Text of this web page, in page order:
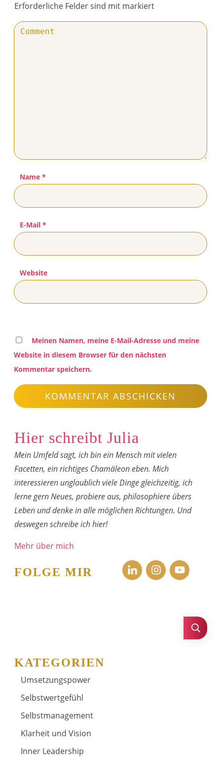
Erforderliche Felder sind mit markiert
Name *
E-Mail *
Website
Meinen Namen, meine E-Mail-Adresse und meine
Website in diesem Browser für den nächsten
Kommentar speichern.
KOMMENTAR ABSCHICKEN
Hier schreibt Julia
Mein Umfeld sagt, ich bin ein Mensch mit vielen
Facetten, ein richtiges Chamäleon eben. Mich
interessieren unglaublich viele Dinge gleichzeitig, ich
lerne gern Neues, probiere aus, philosophiere übers
Leben und denke in alle möglichen Richtungen. Und
deswegen schreibe ich hier!
Mehr über mich
FOLGE MIR
KATEGORIEN
Umsetzungspower
Selbstwertgefühl
Selbstmanagement
Klarheit und Vision
Inner Leadership